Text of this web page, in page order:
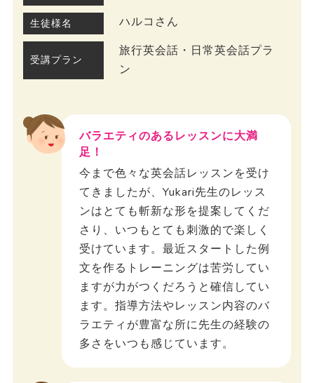
生徒様名 ハルコさん
受講プラン
旅行英会話・日常英会話プラ
ン
バラエティのあるレッスンに大満
足！
今まで色々な英会話レッスンを受け
てきましたが、Yukari先生のレッス
ンはとても斬新な形を提案してくだ
さり、いつもとても刺激的で楽しく
受けています。最近スタートした例
文を作るトレーニングは苦労してい
ますが力がつくだろうと確信してい
ます。指導方法やレッスン内容のバ
ラエティが豊富な所に先生の経験の
多さをいつも感じています。